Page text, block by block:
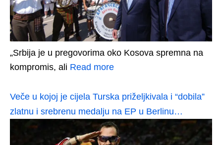
„Srbija je u pregovorima oko Kosova spremna na
kompromis, ali Read more
Veče u kojoj je cijela Turska priželjkivala i “dobila”
zlatnu i srebrenu medalju na EP u Berlinu…